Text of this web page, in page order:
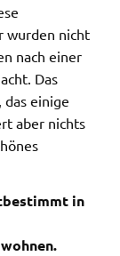
wurden nicht
nach einer
Das
das einige
aber nichts
in